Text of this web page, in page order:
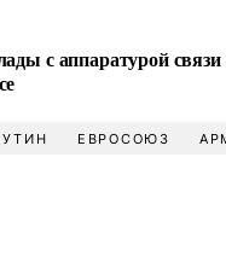
с аппаратурой связи
ЕВРОСОЮЗ